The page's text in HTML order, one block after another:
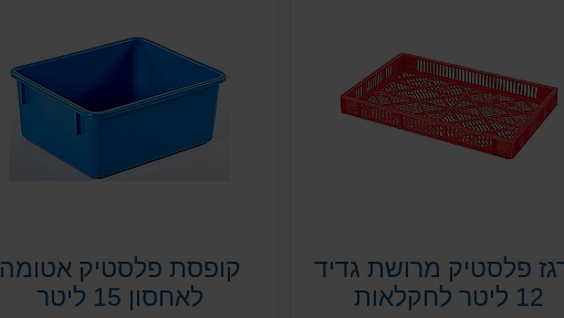
פלסטיק מרושת גדיד
12 ליטר לחקלאות
קופסת פלסטיק אטומה
לאחסון 15 ליטר